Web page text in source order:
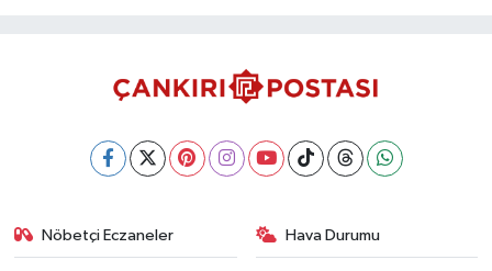
Nöbetçi Eczaneler Hava Durumu